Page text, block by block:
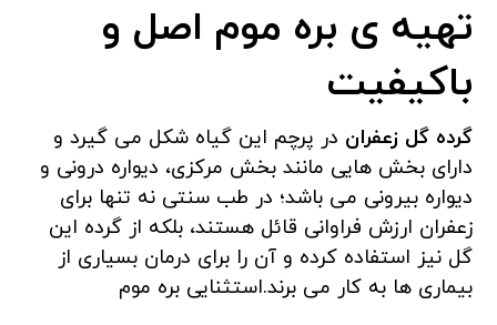
تهیه ی بره موم اصل و
باکیفیت
گرده گل زعفران در پرچم این گیاه شکل می گیرد و
دارای بخش هایی مانند بخش مرکزی، دیواره درونی و
دیواره بیرونی می باشد؛ در طب سنتی نه تنها برای
زعفران ارزش فراوانی قائل هستند، بلکه از گرده این
گل نیز استفاده کرده و آن را برای درمان بسیاری از
بیماری ها به کار می برند.استثنایی بره موم